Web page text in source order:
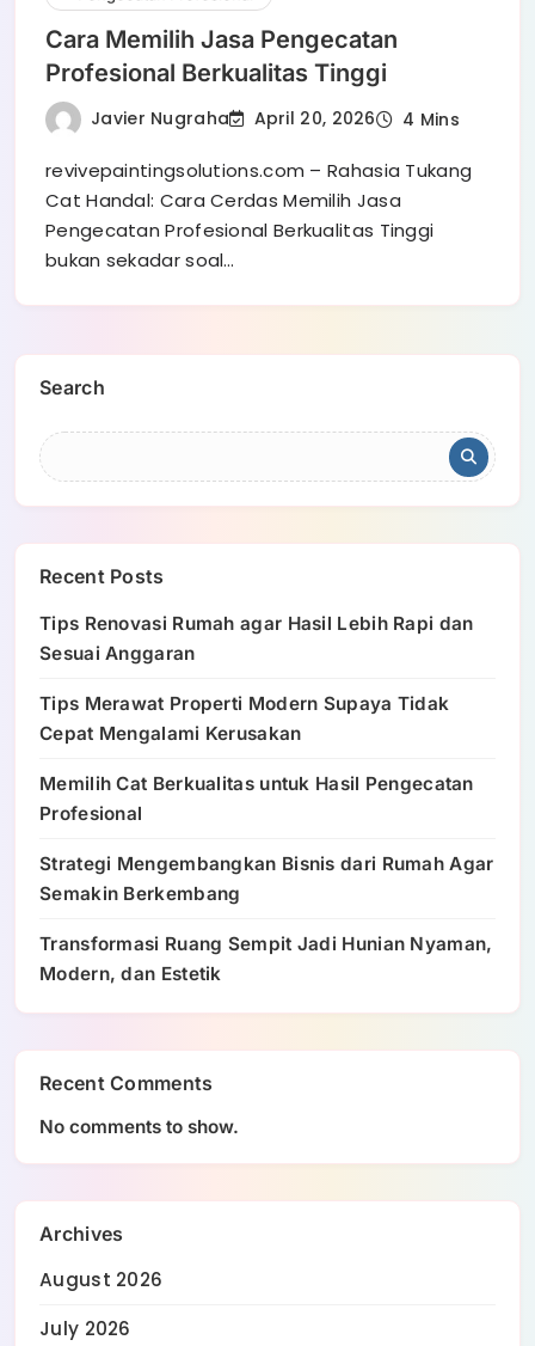
Cara Memilih Jasa Pengecatan
Profesional Berkualitas Tinggi
Javier Nugraha April 20, 2026 4 Mins
revivepaintingsolutions.com – Rahasia Tukang
Cat Handal: Cara Cerdas Memilih Jasa
Pengecatan Profesional Berkualitas Tinggi
bukan sekadar soal…
Search
Recent Posts
Tips Renovasi Rumah agar Hasil Lebih Rapi dan
Sesuai Anggaran
Tips Merawat Properti Modern Supaya Tidak
Cepat Mengalami Kerusakan
Memilih Cat Berkualitas untuk Hasil Pengecatan
Profesional
Strategi Mengembangkan Bisnis dari Rumah Agar
Semakin Berkembang
Transformasi Ruang Sempit Jadi Hunian Nyaman,
Modern, dan Estetik
Recent Comments
No comments to show.
Archives
August 2026
July 2026